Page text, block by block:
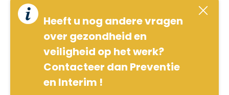
Heeft u nog andere vragen
over gezondheid en
veiligheid op het werk?
Contacteer dan Preventie
en Interim !